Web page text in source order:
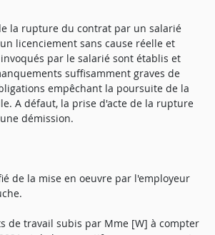
la rupture du contrat par un salarié
licenciement sans cause réelle et
par le salarié sont établis et
suffisamment graves de
empêchant la poursuite de la
A défaut, la prise d'acte de la rupture
démission.
de la mise en oeuvre par l'employeur
de travail subis par Mme [W] à compter